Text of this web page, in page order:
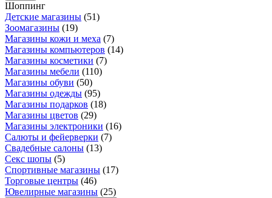
Шоппинг
Детские магазины (51)
Зоомагазины (19)
Магазины кожи и меха (7)
Магазины компьютеров (14)
Магазины косметики (7)
Магазины мебели (110)
Магазины обуви (50)
Магазины одежды (95)
Магазины подарков (18)
Магазины цветов (29)
Магазины электроники (16)
Салюты и фейерверки (7)
Свадебные салоны (13)
Секс шопы (5)
Спортивные магазины (17)
Торговые центры (46)
Ювелирные магазины (25)